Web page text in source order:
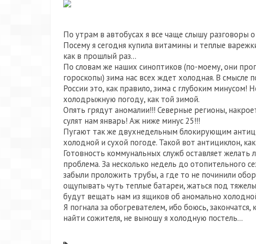
По утрам в автобусах я все чаще слышу
Посему я сегодня купила витамины и теплые
как в прошлый раз...
По словам же наших синоптиков (по-моему, они
гороскопы) зима нас всех ждет холодная. В смысле
России это, как правило, зима с глубоким
холодрыжную погоду, как той зимой.
Опять грядут аномалии!!! Северные регионы,
сулят нам январь! Аж ниже минус 25!!!
Пугают так же двухнедельным блокирующим
холодной и сухой погоде. Такой вот антициклон,
Готовность коммунальных служб оставляет желать
проблема. За несколько недель до отопительного
забыли проложить трубы, а где то не починили
ощупывать чуть теплые батареи, жаться под
будут вещать нам из ящиков об аномально
Я погнала за обогревателем, ибо боюсь,
найти сожителя, не выношу я холодную постель...